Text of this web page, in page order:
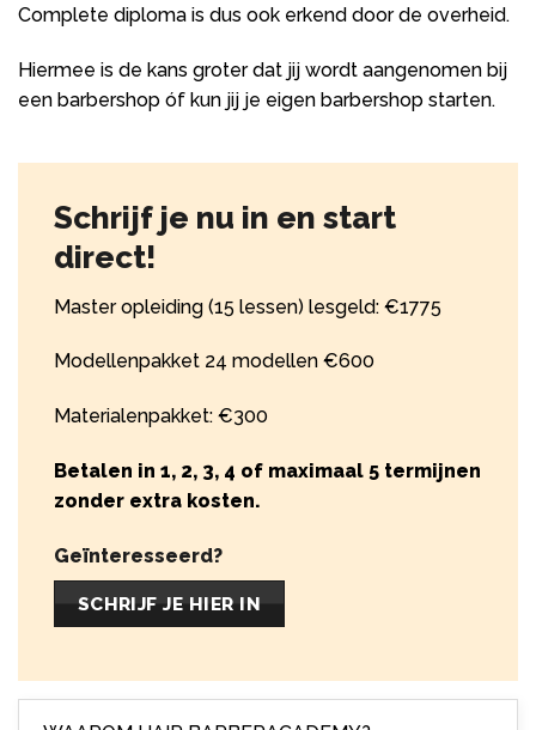
Complete diploma is dus ook erkend door de overheid.
Hiermee is de kans groter dat jij wordt aangenomen bij
een barbershop óf kun jij je eigen barbershop starten.
Schrijf je nu in en start
direct!
Master opleiding (15 lessen) lesgeld: €1775
Modellenpakket 24 modellen €600
Materialenpakket: €300
Betalen in 1, 2, 3, 4 of maximaal 5 termijnen
zonder extra kosten.
Geïnteresseerd?
SCHRIJF JE HIER IN